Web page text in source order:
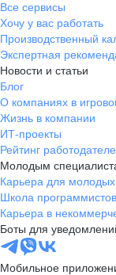
Все сервисы
Хочу у вас работать
Производственный
Экспертная
Новости и статьи
Блог
О компаниях в
Жизнь в компании
ИТ-проекты
Рейтинг
Молодым
Карьера для
Школа программистов
Карьера в
Боты для
Мобильное